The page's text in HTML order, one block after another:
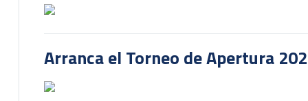
Arranca el Torneo de Apertura